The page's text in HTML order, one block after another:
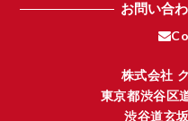
お問い合
株式会社
東京都渋谷区
渋谷道玄